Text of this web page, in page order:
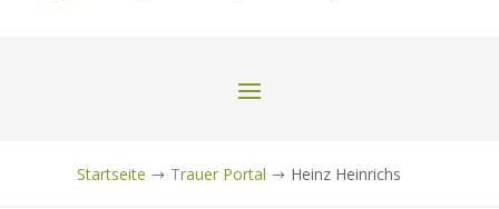
Startseite $ Trauer Portal $ Heinz Heinrichs